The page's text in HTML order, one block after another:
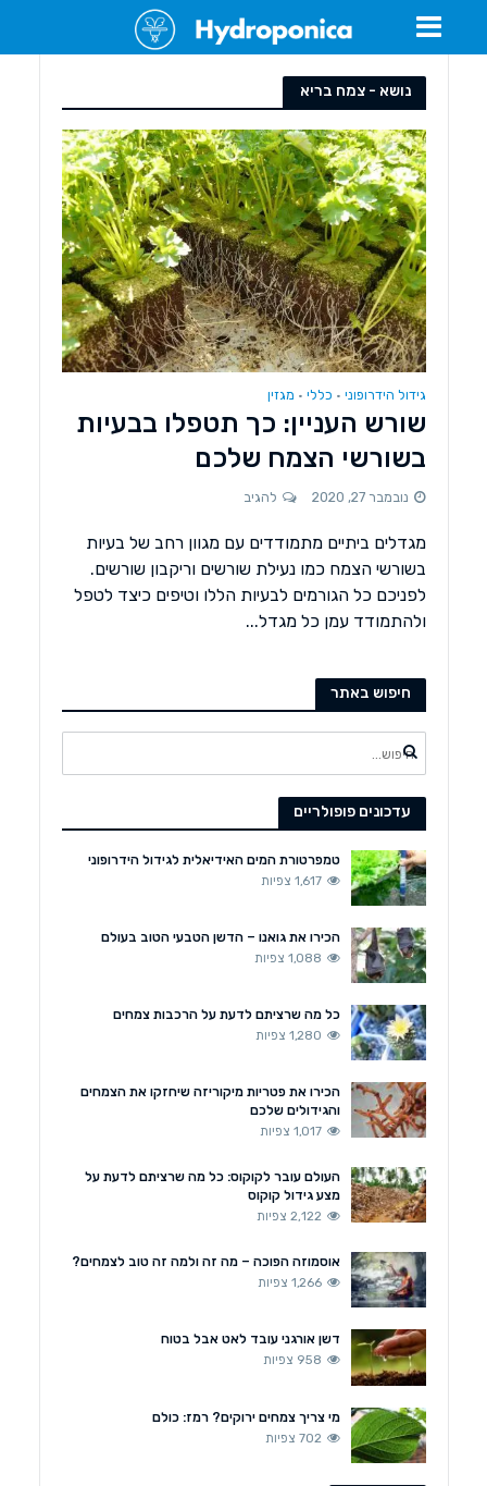
נושא - צמח בריא
גידול הידרופוני • כללי • מגזין
שורש העניין: כך תטפלו בבעיות
בשורשי הצמח שלכם
נובמבר 27, 2020 להגיב
מגדלים ביתיים מתמודדים עם מגוון רחב של בעיות
בשורשי הצמח כמו נעילת שורשים וריקבון שורשים.
לפניכם כל הגורמים לבעיות הללו וטיפים כיצד לטפל
ולהתמודד עמן כל מגדל...
חיפוש באתר
עדכונים פופולריים
טמפרטורת המים האידיאלית לגידול הידרופוני
1,617 צפיות
הכירו את גואנו – הדשן הטבעי הטוב בעולם
1,088 צפיות
כל מה שרציתם לדעת על הרכבות צמחים
1,280 צפיות
הכירו את פטריות מיקוריזה שיחזקו את הצמחים
והגידולים שלכם
1,017 צפיות
העולם עובר לקוקוס: כל מה שרציתם לדעת על
מצע גידול קוקוס
2,122 צפיות
אוסמוזה הפוכה – מה זה ולמה זה טוב לצמחים?
1,266 צפיות
דשן אורגני עובד לאט אבל בטוח
958 צפיות
מי צריך צמחים ירוקים? רמז: כולם
702 צפיות